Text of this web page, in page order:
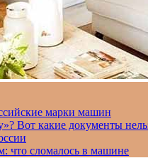
марки машин
Вот какие документы
что сломалось в машине